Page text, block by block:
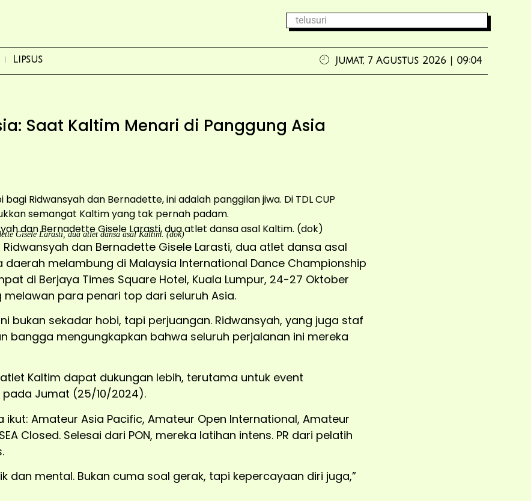
Lipsus Jumat, 7 Agustus 2026 | 09:04
Saat Kaltim Menari di Panggung Asia
Ridwansyah dan Bernadette, ini adalah panggilan jiwa. Di TDL CUP
semangat Kaltim yang tak pernah padam.
Gisele Larasti, dua atlet dansa asal Kaltim. (dok)
dan Bernadette Gisele Larasti, dua atlet dansa asal
daerah melambung di Malaysia International Dance Championship
di Berjaya Times Square Hotel, Kuala Lumpur, 24-27 Oktober
melawan para penari top dari seluruh Asia.
bukan sekadar hobi, tapi perjuangan. Ridwansyah, yang juga staf
bangga mengungkapkan bahwa seluruh perjalanan ini mereka
Kaltim dapat dukungan lebih, terutama untuk event
pada Jumat (25/10/2024).
ikut: Amateur Asia Pacific, Amateur Open International, Amateur
Closed. Selesai dari PON, mereka latihan intens. PR dari pelatih
dan mental. Bukan cuma soal gerak, tapi kepercayaan diri juga,”